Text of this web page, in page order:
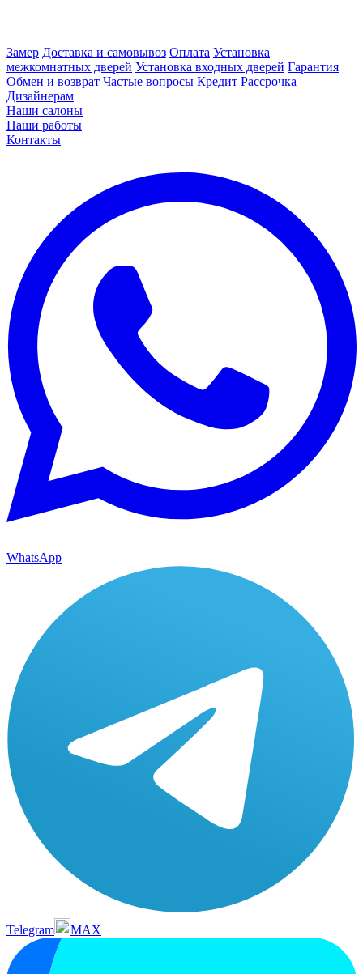
Замер Доставка и самовывоз Оплата Установка
межкомнатных дверей Установка входных дверей Гарантия
Обмен и возврат Частые вопросы Кредит Рассрочка
Дизайнерам
Наши салоны
Наши работы
Контакты
WhatsApp
Telegram MAX